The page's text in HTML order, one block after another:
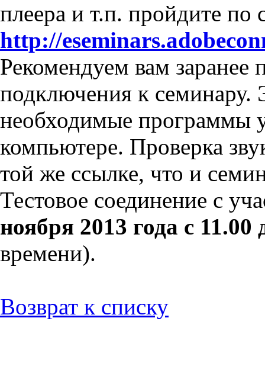
плеера и т.п. пройдите по
http://
Рекомендуем вам заранее
подключения к семинару.
необходимые программы
компьютере. Проверка
той же ссылке, что и
Тестовое соединение с
ноября 2013 года с 11.00
времени).
Возврат к списку